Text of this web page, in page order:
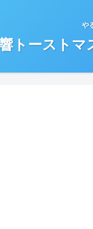
や
トーストマ